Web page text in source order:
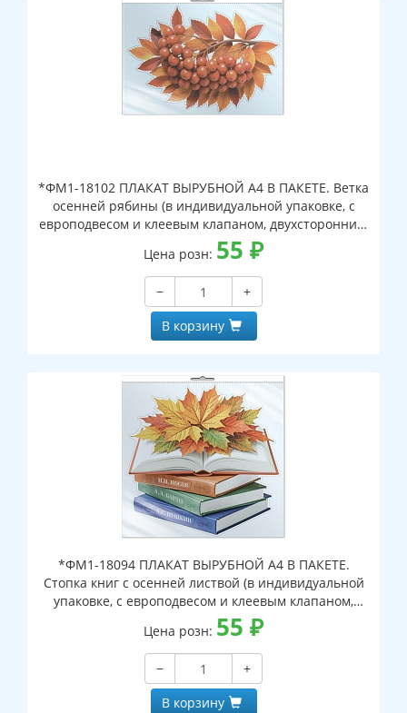
*ФМ1-18102 ПЛАКАТ ВЫРУБНОЙ А4 В ПАКЕТЕ. Ветка
осенней рябины (в индивидуальной упаковке, с
европодвесом и клеевым клапаном, двухсторонний,
ВД-лак)
Цена розн: 55 ₽
−
+
В корзину
*ФМ1-18094 ПЛАКАТ ВЫРУБНОЙ А4 В ПАКЕТЕ.
Стопка книг с осенней листвой (в индивидуальной
упаковке, с европодвесом и клеевым клапаном,
двухсторонний, ВД-лак)
Цена розн: 55 ₽
−
+
В корзину